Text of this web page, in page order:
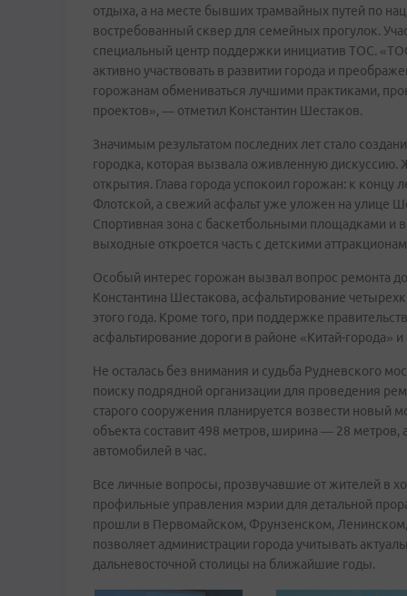
отдыха, а на месте бывших трамвайных путей по
востребованный сквер для семейных прогулок.
специальный центр поддержки инициатив ТОС.
активно участвовать в развитии города и
горожанам обмениваться лучшими практиками,
проектов», — отметил Константин Шестаков.
Значимым результатом последних лет стало
городка, которая вызвала оживленную дискуссию.
открытия. Глава города успокоил горожан: к концу
Флотской, а свежий асфальт уже уложен на улице
Спортивная зона с баскетбольными площадками и
выходные откроется часть с детскими
Особый интерес горожан вызвал вопрос ремонта
Константина Шестакова, асфальтирование
этого года. Кроме того, при поддержке
асфальтирование дороги в районе «Китай-города»
Не осталась без внимания и судьба Рудневского
поиску подрядной организации для проведения
старого сооружения планируется возвести новый
объекта составит 498 метров, ширина — 28 метров,
автомобилей в час.
Все личные вопросы, прозвучавшие от жителей в
профильные управления мэрии для детальной
прошли в Первомайском, Фрунзенском,
позволяет администрации города учитывать
дальневосточной столицы на ближайшие годы.